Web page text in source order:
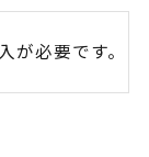
が必要です。